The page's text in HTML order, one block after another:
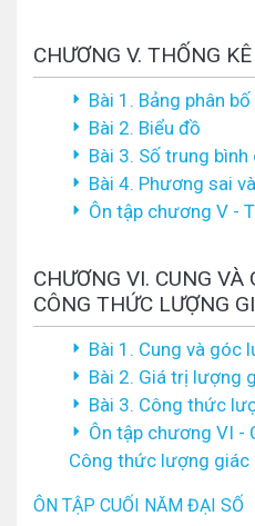
CHƯƠNG V. THỐNG KÊ
Bài 1. Bảng phân
Bài 2. Biểu đồ
Bài 3. Số trung
Bài 4. Phương sai
Ôn tập chương V -
CHƯƠNG VI. CUNG VÀ
CÔNG THỨC LƯỢNG
Bài 1. Cung và góc
Bài 2. Giá trị lượng
Bài 3. Công thức
Ôn tập chương VI -
Công thức lượng giác
ÔN TẬP CUỐI NĂM ĐẠI SỐ